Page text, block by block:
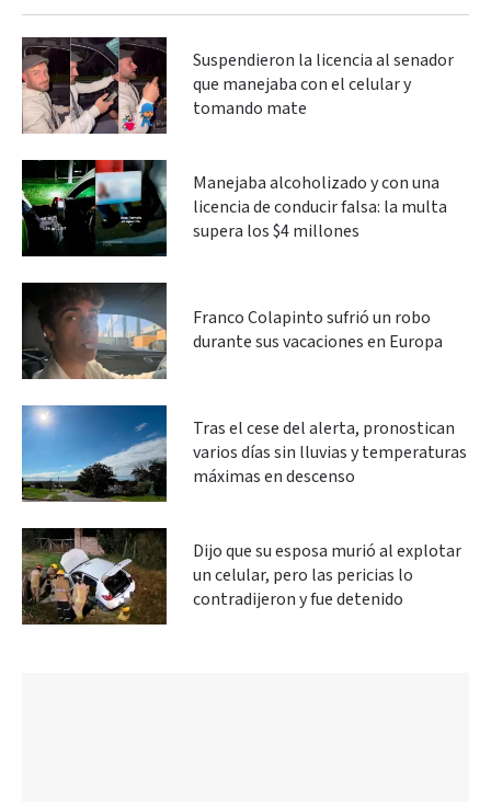
Suspendieron la licencia al senador
que manejaba con el celular y
tomando mate
Manejaba alcoholizado y con una
licencia de conducir falsa: la multa
supera los $4 millones
Franco Colapinto sufrió un robo
durante sus vacaciones en Europa
Tras el cese del alerta, pronostican
varios días sin lluvias y temperaturas
máximas en descenso
Dijo que su esposa murió al explotar
un celular, pero las pericias lo
contradijeron y fue detenido